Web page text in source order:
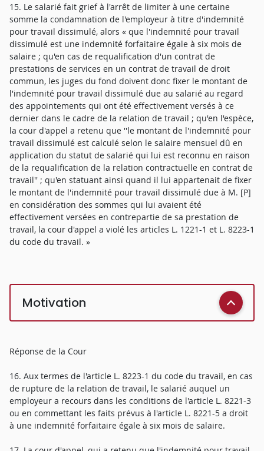
15. Le salarié fait grief à l'arrêt de limiter à une certaine
somme la condamnation de l'employeur à titre d'indemnité
pour travail dissimulé, alors « que l'indemnité pour travail
dissimulé est une indemnité forfaitaire égale à six mois de
salaire ; qu'en cas de requalification d'un contrat de
prestations de services en un contrat de travail de droit
commun, les juges du fond doivent donc fixer le montant de
l'indemnité pour travail dissimulé due au salarié au regard
des appointements qui ont été effectivement versés à ce
dernier dans le cadre de la relation de travail ; qu'en l'espèce,
la cour d'appel a retenu que ''le montant de l'indemnité pour
travail dissimulé est calculé selon le salaire mensuel dû en
application du statut de salarié qui lui est reconnu en raison
de la requalification de la relation contractuelle en contrat de
travail'' ; qu'en statuant ainsi quand il lui appartenait de fixer
le montant de l'indemnité pour travail dissimulé due à M. [P]
en considération des sommes qui lui avaient été
effectivement versées en contrepartie de sa prestation de
travail, la cour d'appel a violé les articles L. 1221-1 et L. 8223-1
du code du travail. »
Motivation
Réponse de la Cour
16. Aux termes de l'article L. 8223-1 du code du travail, en cas
de rupture de la relation de travail, le salarié auquel un
employeur a recours dans les conditions de l'article L. 8221-3
ou en commettant les faits prévus à l'article L. 8221-5 a droit
à une indemnité forfaitaire égale à six mois de salaire.